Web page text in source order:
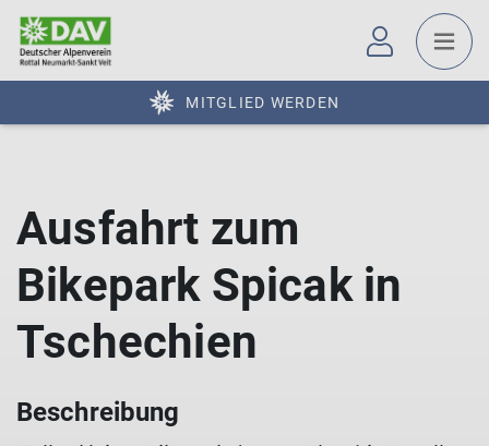
MITGLIED WERDEN
Ausfahrt zum
Bikepark Spicak in
Tschechien
Beschreibung